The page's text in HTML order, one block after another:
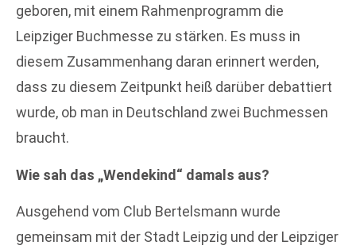
geboren, mit einem Rahmenprogramm die
Leipziger Buchmesse zu stärken. Es muss in
diesem Zusammenhang daran erinnert werden,
dass zu diesem Zeitpunkt heiß darüber debattiert
wurde, ob man in Deutschland zwei Buchmessen
braucht.
Wie sah das „Wendekind“ damals aus?
Ausgehend vom Club Bertelsmann wurde
gemeinsam mit der Stadt Leipzig und der Leipziger